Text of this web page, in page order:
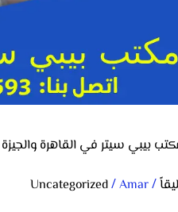
بيبي سيتر في القاهرة
/
Uncategorized/Amar